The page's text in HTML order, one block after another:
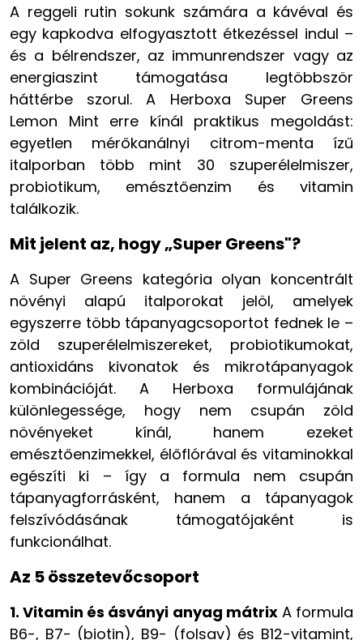
A reggeli rutin sokunk számára a kávéval és
egy kapkodva elfogyasztott étkezéssel indul –
és a bélrendszer, az immunrendszer vagy az
energiaszint támogatása legtöbbször
háttérbe szorul. A Herboxa Super Greens
Lemon Mint erre kínál praktikus megoldást:
egyetlen mérőkanálnyi citrom-menta ízű
italporban több mint 30 szuperélelmiszer,
probiotikum, emésztőenzim és vitamin
találkozik.
Mit jelent az, hogy „Super Greens"?
A Super Greens kategória olyan koncentrált
növényi alapú italporokat jelöl, amelyek
egyszerre több tápanyagcsoportot fednek le –
zöld szuperélelmiszereket, probiotikumokat,
antioxidáns kivonatok és mikrotápanyagok
kombinációját. A Herboxa formulájának
különlegessége, hogy nem csupán zöld
növényeket kínál, hanem ezeket
emésztőenzimekkel, élőflórával és vitaminokkal
egészíti ki – így a formula nem csupán
tápanyagforrásként, hanem a tápanyagok
felszívódásának támogatójaként is
funkcionálhat.
Az 5 összetevőcsoport
1. Vitamin és ásványi anyag mátrixA formula
B6-, B7- (biotin), B9- (folsav) és B12-vitamint,